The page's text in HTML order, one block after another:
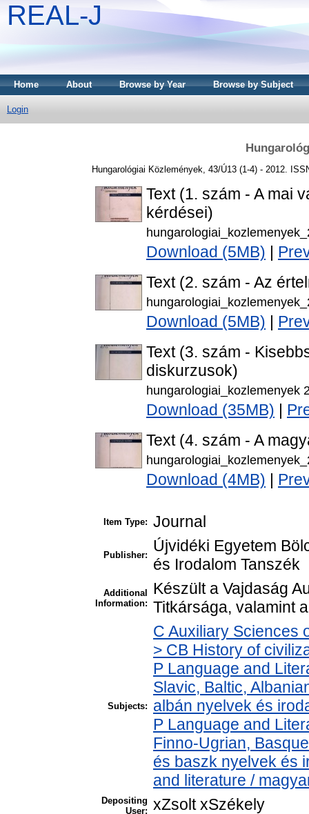
REAL-J
Home About Browse by Year Browse by Subject
Login
Hungarológiai Közlemények, 43/Ú13 (1-4) - 2012.
Text (1. szám - A mai
kérdései)
Download (5MB)
Text (2. szám - Az
Download (5MB)
Text (3. szám -
diskurzusok)
hungarologiai_kozlemenyek
Download (35MB)
Text (4. szám - A
Download (4MB)
Item Type: Journal
Publisher:
Újvidéki Egyetem
és Irodalom Tanszék
Additional
Information:
Készült a Vajdaság
Titkársága, valamint
Subjects:
C Auxiliary Sciences
> CB History of
P Language and
Slavic, Baltic,
albán nyelvek és
P Language and
Finno-Ugrian,
és baszk nyelvek és
and literature /
Depositing
User: xZsolt xSzékely